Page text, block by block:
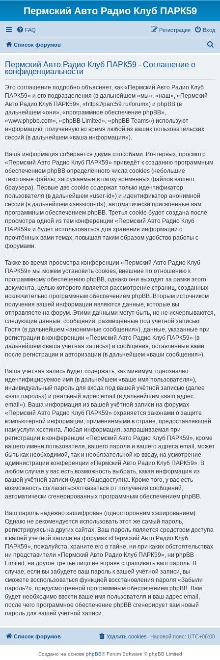
Пермский Авто Радио Клуб ПАРК59
FAQ Вход
Регистрация
Список форумов
с
Пермский Авто Радио Клуб ПАРК59 - Соглашение о
конфиденциальности
Это соглашение подробно объясняет, как «Пермский Авто Радио Клуб
ПАРК59» и его подразделения (в дальнейшем «мы», «наш», «Пермский
Авто Радио Клуб ПАРК59», «https://parc59.ru/forum») и phpBB (в
дальнейшем «они», «программное обеспечение phpBB»,
«www.phpbb.com», «phpBB Limited», «phpBB Teams») используют
информацию, полученную во время любой из ваших пользовательских
сессий (в дальнейшем «ваша информация»).
Ваша информация собирается двумя способами. Во-первых, просмотр
«Пермский Авто Радио Клуб ПАРК59» приведёт к созданию программным
обеспечением phpBB определённого числа cookies (небольшие
текстовые файлы, загружаемые в папку временных файлов вашего
браузера). Первые две cookie содержат только идентификатор
пользователя (в дальнейшем «user-id») и идентификатор анонимной
сессии (в дальнейшем «session-id»), автоматически присвоенные вам
программным обеспечением phpBB. Третья cookie будет создана после
просмотра одной из тем конференции «Пермский Авто Радио Клуб
ПАРК59» и будет использоваться для хранения информации о
прочтённых вами темах, повышая таким образом удобство работы с
форумами.
Также во время просмотра конференции «Пермский Авто Радио Клуб
ПАРК59» мы можем установить cookies, внешние по отношению к
программному обеспечению phpBB, однако они выходят за рамки этого
документа, целью которого является рассмотрение страниц, созданных
исключительно программным обеспечением phpBB. Вторым источником
получения вашей информации являются данные, которые вы
отправляете на форум. Этими данными могут быть, но не исчерпываются,
следующие данные: сообщения, размещённые под учётной записью
Гостя (в дальнейшем «анонимные сообщения»), данные, указанные при
регистрации в конференции «Пермский Авто Радио Клуб ПАРК59» (в
дальнейшем «ваша учётная запись») и сообщения, оставленные вами
после регистрации и авторизации (в дальнейшем «ваши сообщения»).
Ваша учётная запись будет содержать, как минимум, однозначно
идентифицируемое имя (в дальнейшем «ваше имя пользователя»),
индивидуальный пароль для входа под вашей учётной записью (далее
«ваш пароль») и реальный адрес email (в дальнейшем «ваш адрес
email»). Ваша информация из вашей учётной записи на форумах
«Пермский Авто Радио Клуб ПАРК59» охраняется законами о защите
компьютерной информации, применяемыми в стране, предоставляющей
нам услуги хостинга. Любая информация, запрашиваемая при
регистрации в конференции «Пермский Авто Радио Клуб ПАРК59», кроме
вашего имени пользователя, вашего пароля и вашего адреса email, может
быть как необходимой, так и необязательной ко вводу, на усмотрение
администрации конференции «Пермский Авто Радио Клуб ПАРК59». В
любом случае у вас есть возможность выбрать, какая информация из
вашей учётной записи будет общедоступна. Кроме того, у вас есть
возможность согласиться/отказаться от получения сообщений,
автоматически сгенерированных программным обеспечением phpBB.
Ваш пароль надёжно зашифрован (односторонним хэшированием).
Однако не рекомендуется использовать этот же самый пароль,
регистрируясь на других сайтах. Ваш пароль является средством доступа
к вашей учётной записи на форумах «Пермский Авто Радио Клуб
ПАРК59», пожалуйста, храните его в тайне, ни при каких обстоятельствах
ни представители «Пермский Авто Радио Клуб ПАРК59», ни phpBB
Limited, ни другое третье лицо не вправе спрашивать ваш пароль. В
случае, если вы забудете ваш пароль к вашей учётной записи, вы
сможете воспользоваться функцией восстановления пароля «Забыли
пароль?», предусмотренной программным обеспечением phpBB. Вам
будет необходимо ввести ваше имя пользователя и ваш адрес email,
после чего программное обеспечение phpBB сгенерирует вам новый
пароль для вашей учётной записи.
Список форумов Часовой пояс: UTC+06:00
Удалить cookies
Создано на основе phpBB® Forum Software © phpBB Limited